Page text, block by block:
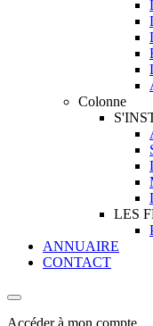
Colonne
LES
ANNUAIRE
CONTACT
Accéder à mon compte